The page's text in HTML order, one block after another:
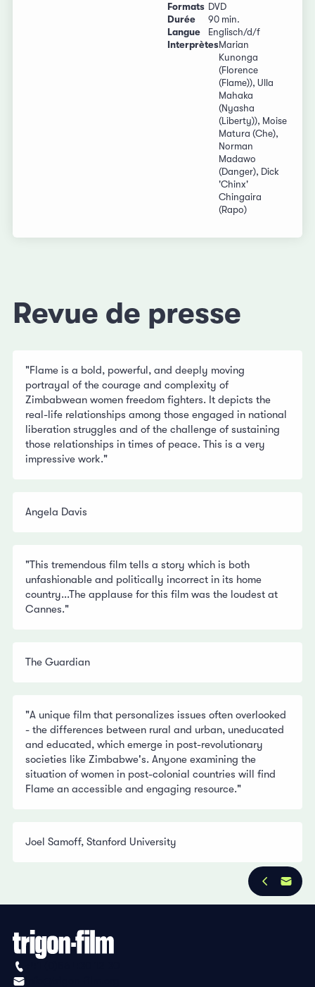
Formats DVD
Durée
90 min.
Langue
Englisch/d/f
InterprètesMarian
Kunonga
(Florence
(Flame)), Ulla
Mahaka
(Nyasha
(Liberty)), Moise
Matura (Che),
Norman
Madawo
(Danger), Dick
'Chinx'
Chingaira
(Rapo)
Revue de presse
"Flame is a bold, powerful, and deeply moving
portrayal of the courage and complexity of
Zimbabwean women freedom fighters. It depicts the
real-life relationships among those engaged in national
liberation struggles and of the challenge of sustaining
those relationships in times of peace. This is a very
impressive work."
Angela Davis
"This tremendous film tells a story which is both
unfashionable and politically incorrect in its home
country...The applause for this film was the loudest at
Cannes."
The Guardian
"A unique film that personalizes issues often overlooked
- the differences between rural and urban, uneducated
and educated, which emerge in post-revolutionary
societies like Zimbabwe's. Anyone examining the
situation of women in post-colonial countries will find
Flame an accessible and engaging resource."
Joel Samoff, Stanford University